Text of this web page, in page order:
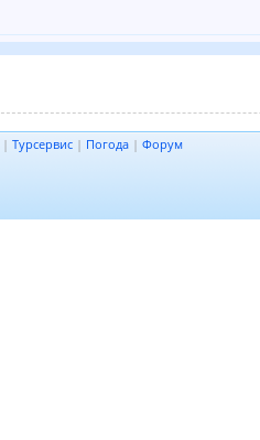
| Турсервис | Погода | Форум